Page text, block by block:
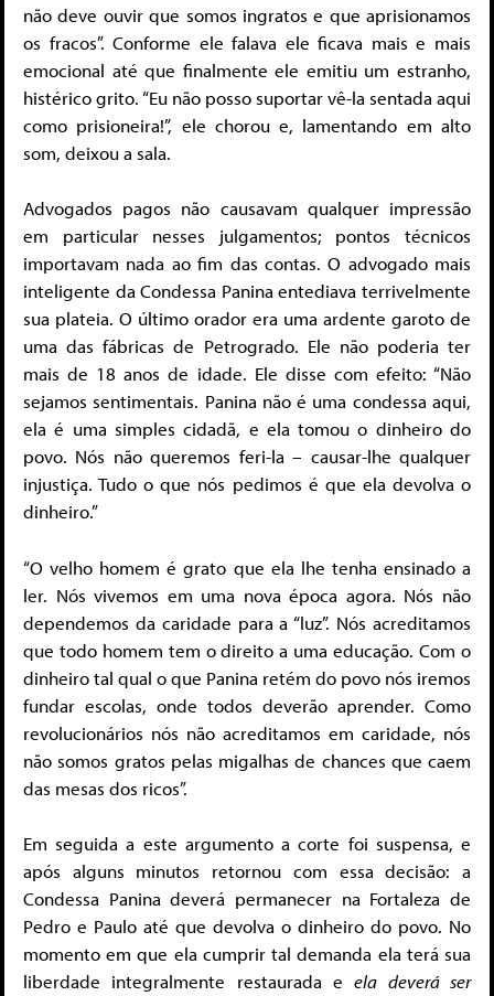
não deve ouvir que somos ingratos e que aprisionamos
os fracos”. Conforme ele falava ele ficava mais e mais
emocional até que finalmente ele emitiu um estranho,
histérico grito. “Eu não posso suportar vê-la sentada aqui
como prisioneira!”, ele chorou e, lamentando em alto
som, deixou a sala.
Advogados pagos não causavam qualquer impressão
em particular nesses julgamentos; pontos técnicos
importavam nada ao fim das contas. O advogado mais
inteligente da Condessa Panina entediava terrivelmente
sua plateia. O último orador era uma ardente garoto de
uma das fábricas de Petrogrado. Ele não poderia ter
mais de 18 anos de idade. Ele disse com efeito: “Não
sejamos sentimentais. Panina não é uma condessa aqui,
ela é uma simples cidadã, e ela tomou o dinheiro do
povo. Nós não queremos feri-la – causar-lhe qualquer
injustiça. Tudo o que nós pedimos é que ela devolva o
dinheiro.”
“O velho homem é grato que ela lhe tenha ensinado a
ler. Nós vivemos em uma nova época agora. Nós não
dependemos da caridade para a “luz”. Nós acreditamos
que todo homem tem o direito a uma educação. Com o
dinheiro tal qual o que Panina retém do povo nós iremos
fundar escolas, onde todos deverão aprender. Como
revolucionários nós não acreditamos em caridade, nós
não somos gratos pelas migalhas de chances que caem
das mesas dos ricos”.
Em seguida a este argumento a corte foi suspensa, e
após alguns minutos retornou com essa decisão: a
Condessa Panina deverá permanecer na Fortaleza de
Pedro e Paulo até que devolva o dinheiro do povo. No
momento em que ela cumprir tal demanda ela terá sua
liberdade integralmente restaurada eela deverá ser